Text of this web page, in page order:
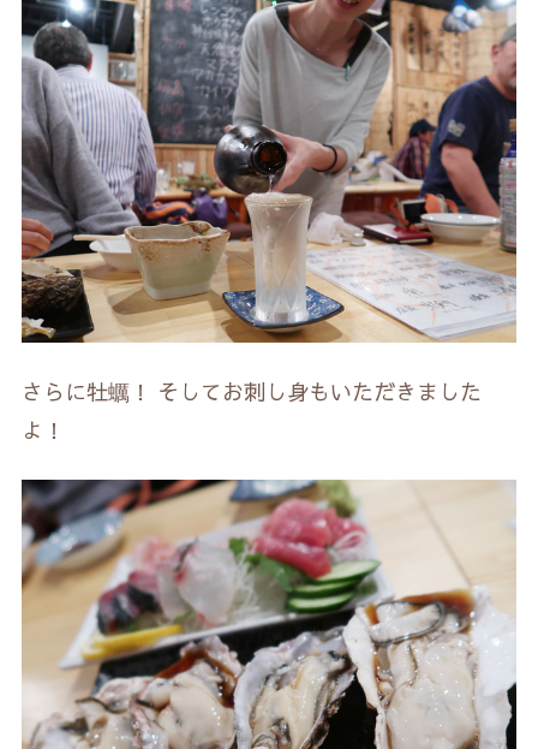
さらに牡蠣！ そしてお刺し身もいただきました
よ！